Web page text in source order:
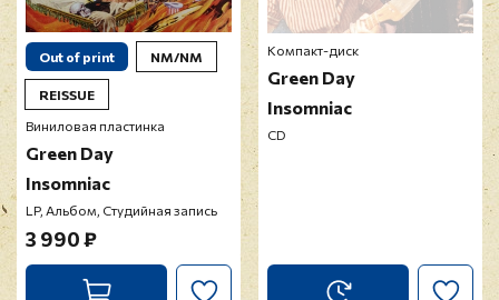
Out of print NM/NM
REISSUE
Виниловая пластинка
Green Day
Insomniac
LP, Альбом, Студийная запись
3 990 ₽
Компакт-диск
Green Day
Insomniac
CD